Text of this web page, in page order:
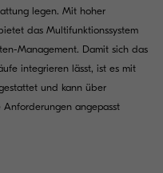
legen. Mit hoher
das Multifunktionssystem
Management. Damit sich das
integrieren lässt, ist es mit
und kann über
angepasst